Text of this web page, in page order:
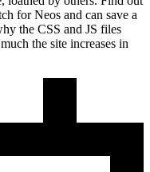
for Neos and can save a
the CSS and JS files
the site increases in